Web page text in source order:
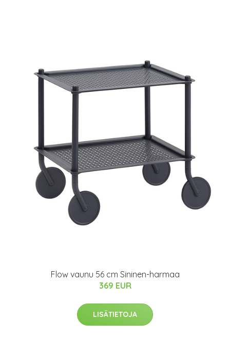
Flow vaunu 56 cm Sininen-harmaa
369 EUR
LISÄTIETOJA